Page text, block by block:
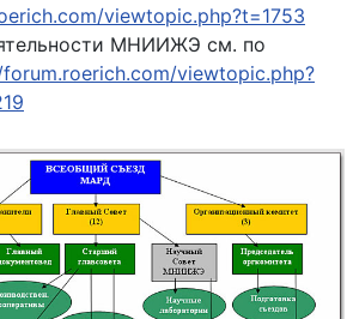
viewtopic.php?t=1753
МНИИЖЭ см. по
viewtopic.php?